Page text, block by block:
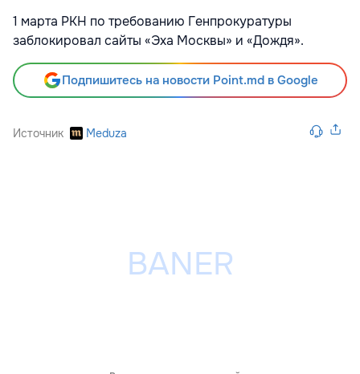
1 марта РКН по требованию Генпрокуратуры
заблокировал сайты «Эха Москвы» и «Дождя».
Подпишитесь на новости Point.md в Google
Источник Meduza